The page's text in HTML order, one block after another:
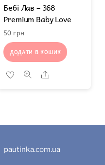
Бебі Лав – 368
Premium Baby Lovе
50 грн
ДОДАТИ В КОШИК
Share
pautinka.com.ua